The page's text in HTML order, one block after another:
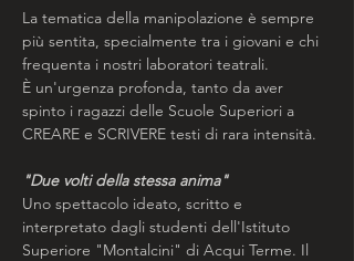
La tematica della manipolazione è sempre
più sentita, specialmente tra i giovani e chi
frequenta i nostri laboratori teatrali.
È un'urgenza profonda, tanto da aver
spinto i ragazzi delle Scuole Superiori a
CREARE e SCRIVERE testi di rara intensità.
​"Due volti della stessa anima"
Uno spettacolo ideato, scritto e
interpretato dagli studenti dell'Istituto
Superiore "Montalcini" di Acqui Terme. Il